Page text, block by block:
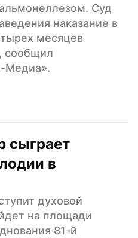
Суд
наказание в
месяцев
сообщил
Медиа».
сыграет
в
духовой
на площади
81-й